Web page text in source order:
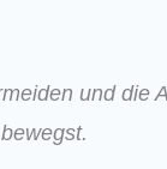
und die